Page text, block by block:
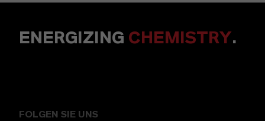
ENERGIZING CHEMISTRY.
FOLGEN SIE UNS